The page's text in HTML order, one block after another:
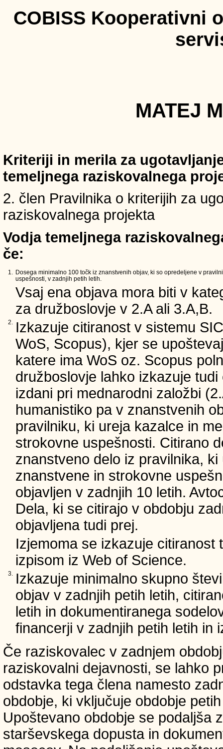
COBISS Kooperativni
MATEJ
Kriteriji in merila za
temeljnega raziskovalnega
2. člen Pravilnika o kriterijih za
raziskovalnega projekta
Vodja temeljnega
če:
1. Dosega minimalno 100 točk iz znanstvenih objav, ki so opredeljene v
uspešnosti, v zadnjih petih letih.
Vsaj ena objava mora biti v
za družboslovje v 2.A ali 3.A,B.
2. Izkazuje citiranost v sistemu
WoS, Scopus), kjer se
katere ima WoS oz. Scopus
družboslovje lahko izkazuje
izdani pri mednarodni založbi
humanistiko pa v znanstvenih
pravilniku, ki ureja kazalce in
strokovne uspešnosti. Citirano
znanstveno delo iz pravilnika,
znanstvene in strokovne
objavljen v zadnjih 10 letih.
Dela, ki se citirajo v obdobju
objavljena tudi prej.
Izjemoma se izkazuje citiranost
izpisom iz Web of Science.
3. Izkazuje minimalno skupno
objav v zadnjih petih letih,
letih in dokumentiranega
financerji v zadnjih petih letih in
Če raziskovalec v zadnjem
raziskovalni dejavnosti, se lahko
odstavka tega člena namesto
obdobje, ki vključuje obdobje
Upoštevano obdobje se podaljša
starševskega dopusta in